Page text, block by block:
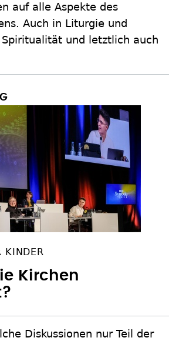
auf alle Aspekte des
Auch in Liturgie und
und letztlich auch
KINDER
Kirchen
Diskussionen nur Teil der